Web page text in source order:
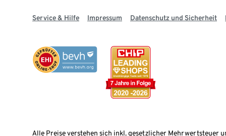
Service & Hilfe Impressum Datenschutz und Sicherheit
Alle Preise verstehen sich inkl. gesetzlicher Mehrwertsteuer